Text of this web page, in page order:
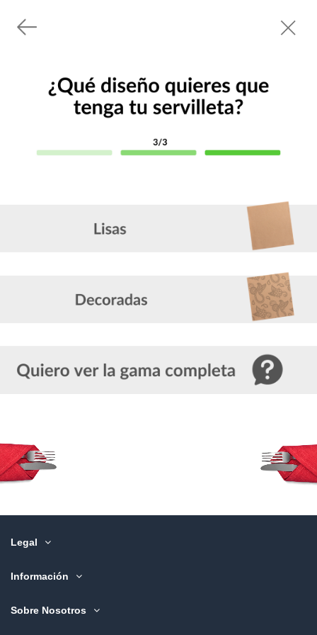
Legal
Información
Sobre Nosotros